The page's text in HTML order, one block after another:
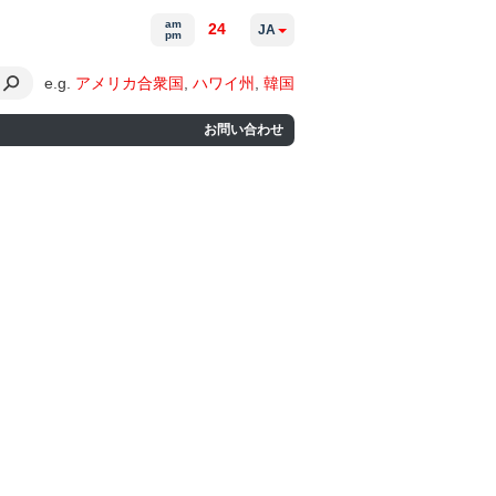
e.g. アメリカ合衆国 ハワイ州 韓国
お問い合わせ
am
pm
24 JA